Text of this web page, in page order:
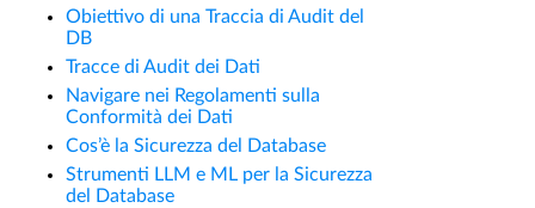
Obiettivo di una Traccia di Audit del
DB
Tracce di Audit dei Dati
Navigare nei Regolamenti sulla
Conformità dei Dati
Cos’è la Sicurezza del Database
Strumenti LLM e ML per la Sicurezza
del Database